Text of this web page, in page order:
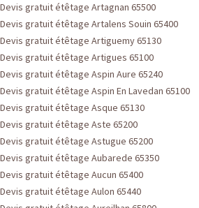
Devis gratuit étêtage Artagnan 65500
Devis gratuit étêtage Artalens Souin 65400
Devis gratuit étêtage Artiguemy 65130
Devis gratuit étêtage Artigues 65100
Devis gratuit étêtage Aspin Aure 65240
Devis gratuit étêtage Aspin En Lavedan 65100
Devis gratuit étêtage Asque 65130
Devis gratuit étêtage Aste 65200
Devis gratuit étêtage Astugue 65200
Devis gratuit étêtage Aubarede 65350
Devis gratuit étêtage Aucun 65400
Devis gratuit étêtage Aulon 65440